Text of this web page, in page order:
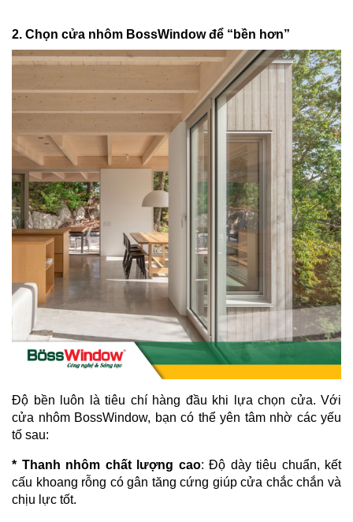
2. Chọn cửa nhôm BossWindow để “bền hơn”
Độ bền luôn là tiêu chí hàng đầu khi lựa chọn cửa. Với
cửa nhôm BossWindow, bạn có thể yên tâm nhờ các yếu
tố sau:
* Thanh nhôm chất lượng cao: Độ dày tiêu chuẩn, kết
cấu khoang rỗng có gân tăng cứng giúp cửa chắc chắn và
chịu lực tốt.